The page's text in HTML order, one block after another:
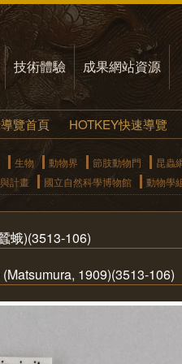
技術體驗 成果網站資源
覽首頁 HOTKEY快速導覽
生物 動物界 節肢動物門
昆蟲
計畫 國立自然科學博物館 動物學
蛾)(3513-106)
1909)(3513-106)